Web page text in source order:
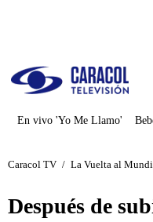
En vivo 'Yo Me Llamo'
Caracol TV / La Vuelta al
Después de